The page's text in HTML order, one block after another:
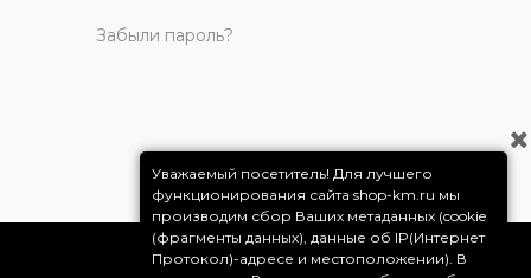
Забыли пароль?
Уважаемый посетитель! Для лучшего
функционирования сайта shop-km.ru мы
производим сбор Ваших метаданных (cookie
(фрагменты данных), данные об IP(Интернет
Протокол)-адресе и местоположении). В